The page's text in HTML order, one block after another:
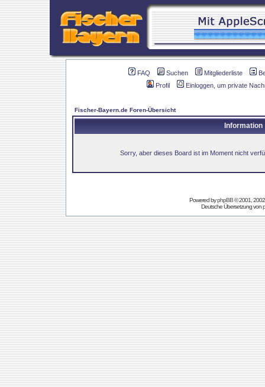
FAQ Suchen Mitgliederliste
Profil
Einloggen, um private
Fischer-Bayern.de Foren-Übersicht
Information
Sorry, aber dieses Board ist im Moment nicht
Powered byphpBB© 2001,
Deutsche Übersetzung von